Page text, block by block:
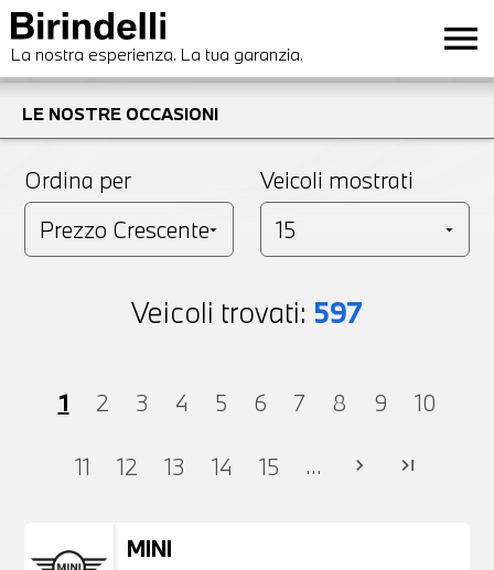
La nostra esperienza. La tua garanzia. menu
LE NOSTRE OCCASIONI
Ordina per Veicoli mostrati
Veicoli trovati: 597
1 2 3 4 5 6 7 8 9 10
11 12 13 14 15 ... chevron_right last_page
MINI